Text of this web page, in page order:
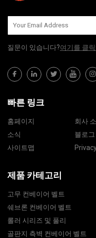
질문이 있습니다?여기를 클
빠른 링크
홈페이지 회사
소식
블로그
사이트맵
제품 카테고리
고무 컨베이어 벨트
쉐브론 컨베이어 벨트
롤러 시리즈 및 풀리
골판지 측벽 컨베이어 벨트